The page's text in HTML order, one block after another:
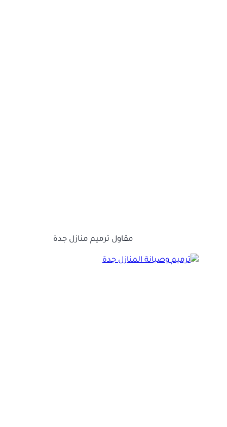
مقاول ترميم منازل جدة